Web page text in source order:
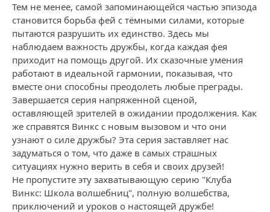
Тем не менее, самой запоминающейся частью эпизода
становится борьба фей с тёмными силами, которые
пытаются разрушить их единство. Здесь мы
наблюдаем важность дружбы, когда каждая фея
приходит на помощь другой. Их сказочные умения
работают в идеальной гармонии, показывая, что
вместе они способны преодолеть любые преграды.
Завершается серия напряженной сценой,
оставляющей зрителей в ожидании продолжения. Как
же справятся Винкс с новым вызовом и что они
узнают о силе дружбы? Эта серия заставляет нас
задуматься о том, что даже в самых страшных
ситуациях нужно верить в себя и своих друзей!
Не пропустите эту захватывающую серию "Клуба
Винкс: Школа волшебниц", полную волшебства,
приключений и уроков о настоящей дружбе!